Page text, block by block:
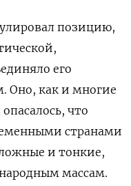
позицию,
его
Оно, как и многие
что
странами
и тонкие,
массам.